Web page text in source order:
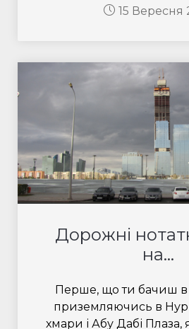
15 Вересня
Дорожні
на...
Перше, що ти бачиш в
приземляючись в Нур-
хмари і Абу Дабі